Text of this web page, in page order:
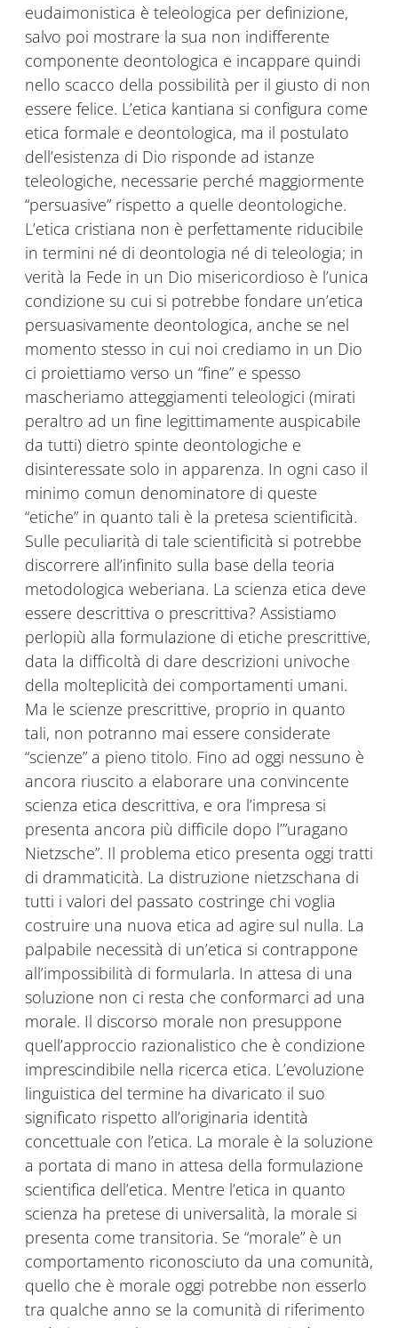
eudaimonistica è teleologica per definizione,
salvo poi mostrare la sua non indifferente
componente deontologica e incappare quindi
nello scacco della possibilità per il giusto di non
essere felice. L’etica kantiana si configura come
etica formale e deontologica, ma il postulato
dell’esistenza di Dio risponde ad istanze
teleologiche, necessarie perché maggiormente
“persuasive” rispetto a quelle deontologiche.
L’etica cristiana non è perfettamente riducibile
in termini né di deontologia né di teleologia; in
verità la Fede in un Dio misericordioso è l’unica
condizione su cui si potrebbe fondare un’etica
persuasivamente deontologica, anche se nel
momento stesso in cui noi crediamo in un Dio
ci proiettiamo verso un “fine” e spesso
mascheriamo atteggiamenti teleologici (mirati
peraltro ad un fine legittimamente auspicabile
da tutti) dietro spinte deontologiche e
disinteressate solo in apparenza. In ogni caso il
minimo comun denominatore di queste
“etiche” in quanto tali è la pretesa scientificità.
Sulle peculiarità di tale scientificità si potrebbe
discorrere all’infinito sulla base della teoria
metodologica weberiana. La scienza etica deve
essere descrittiva o prescrittiva? Assistiamo
perlopiù alla formulazione di etiche prescrittive,
data la difficoltà di dare descrizioni univoche
della molteplicità dei comportamenti umani.
Ma le scienze prescrittive, proprio in quanto
tali, non potranno mai essere considerate
“scienze” a pieno titolo. Fino ad oggi nessuno è
ancora riuscito a elaborare una convincente
scienza etica descrittiva, e ora l’impresa si
presenta ancora più difficile dopo l’”uragano
Nietzsche”. Il problema etico presenta oggi tratti
di drammaticità. La distruzione nietzschana di
tutti i valori del passato costringe chi voglia
costruire una nuova etica ad agire sul nulla. La
palpabile necessità di un’etica si contrappone
all’impossibilità di formularla. In attesa di una
soluzione non ci resta che conformarci ad una
morale. Il discorso morale non presuppone
quell’approccio razionalistico che è condizione
imprescindibile nella ricerca etica. L’evoluzione
linguistica del termine ha divaricato il suo
significato rispetto all’originaria identità
concettuale con l’etica. La morale è la soluzione
a portata di mano in attesa della formulazione
scientifica dell’etica. Mentre l’etica in quanto
scienza ha pretese di universalità, la morale si
presenta come transitoria. Se “morale” è un
comportamento riconosciuto da una comunità,
quello che è morale oggi potrebbe non esserlo
tra qualche anno se la comunità di riferimento